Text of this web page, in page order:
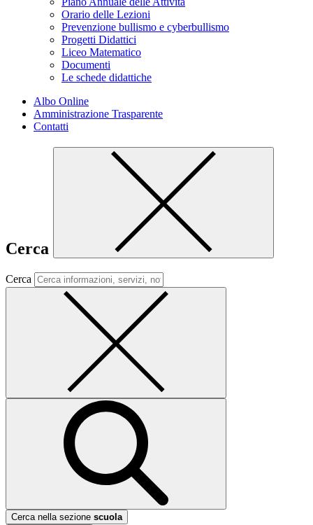
Orario delle Lezioni
Prevenzione bullismo e cyberbullismo
Progetti Didattici
Liceo Matematico
Documenti
Le schede didattiche
Albo Online
Amministrazione Trasparente
Contatti
Cerca
Cerca
Cerca nella sezione scuola